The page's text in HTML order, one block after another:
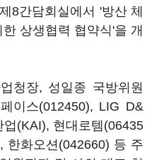
8간담회실에서 '방산 체
상생협력 협약식'을 개
청장, 성일종 국방위원
이스(012450), LIG D&
업(KAI), 현대로템(06435
, 한화오션(042660) 등 주